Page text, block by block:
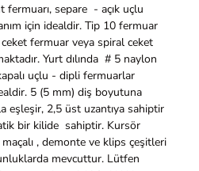
separe - açık uçlu
için idealdir. Tip 10 fermuar
fermuar veya spiral ceket
Yurt dılında # 5 naylon
uçlu - dipli fermuarlar
5 (5 mm) diş boyutuna
eşleşir, 2,5 üst uzantıya sahiptir
bir kilide sahiptir. Kursör
, demonte ve klips çeşitleri
mevcuttur. Lütfen